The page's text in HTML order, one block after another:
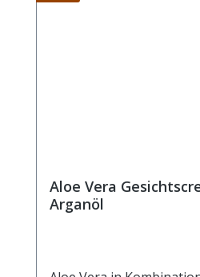
Aloe Vera
Arganöl